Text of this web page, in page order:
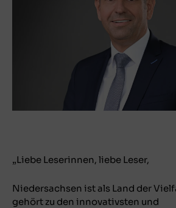
„Liebe Leserinnen, liebe Leser,
Niedersachsen ist als Land der
gehört zu den innovativsten und